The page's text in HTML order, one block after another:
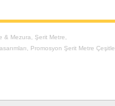
& Mezura Şerit Metre
Promosyon Şerit Metre